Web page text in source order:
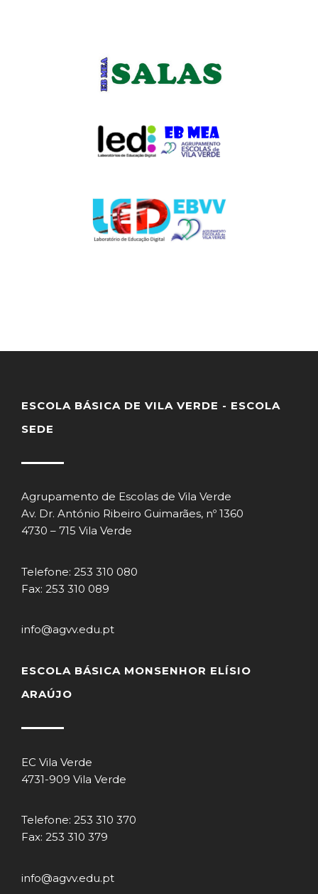
ESCOLA BÁSICA DE VILA VERDE - ESCOLA
SEDE
Agrupamento de Escolas de Vila Verde
Av. Dr. António Ribeiro Guimarães, nº 1360
4730 – 715 Vila Verde
Telefone: 253 310 080
Fax: 253 310 089
info@agvv.edu.pt
ESCOLA BÁSICA MONSENHOR ELÍSIO
ARAÚJO
EC Vila Verde
4731-909 Vila Verde
Telefone: 253 310 370
Fax: 253 310 379
info@agvv.edu.pt